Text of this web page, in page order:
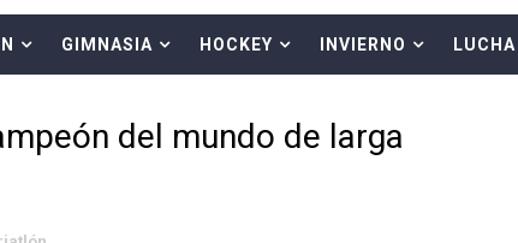
desbancan una semana después a The Demand
GIMNASIA HOCKEY INVIERNO LUCHA
del mundo de larga